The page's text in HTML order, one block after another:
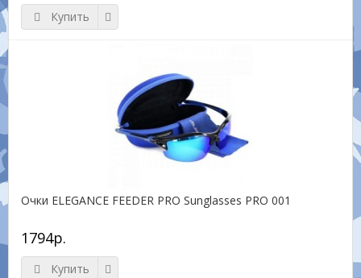
Купить
Очки ELEGANCE FEEDER PRO Sunglasses PRO 001
1794р.
Купить